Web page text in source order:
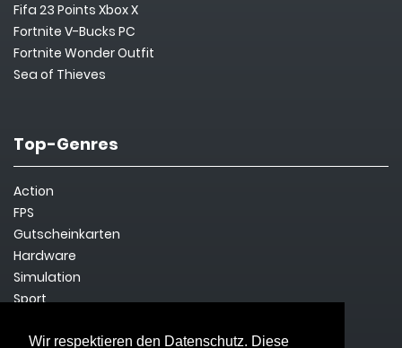
Wir respektieren den Datenschutz. Diese
Fifa 23 Points Xbox X
Fortnite V-Bucks PC
Fortnite Wonder Outfit
Sea of Thieves
Top-Genres
Action
FPS
Gutscheinkarten
Hardware
Simulation
Sport
Survival